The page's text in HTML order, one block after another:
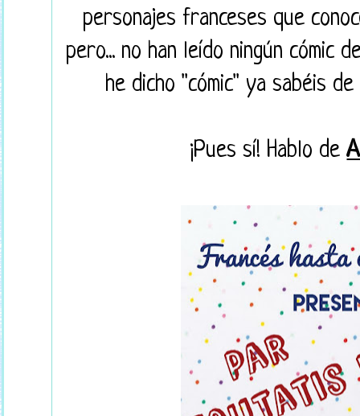
personajes franceses que
pero... no han leído ningún cómic
he dicho "cómic" ya sabéis
¡Pues sí! Hablo de